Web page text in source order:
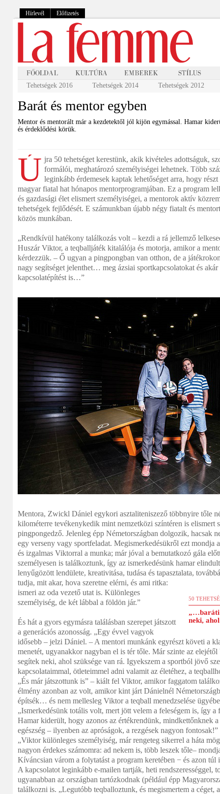
Hírlevél Előfizetés
Tehetségek 2016 Tehetségek 2014 Tehetségek 2012
Barát és mentor egyben
Mentor és mentorált már a kezdetektől jól kijön egymással. Hamar
és érdeklődési körük.
Ú jra 50 tehetséget kerestünk, akik kivételes adottságuk,
formálói, meghatározó személyiségei lehetnek. Több
leginkább érdemesek kaptak lehetőséget arra, hogy
magyar fiatal hat hónapos mentorprogramjában. Ez a program
és gazdasági élet elismert személyiségei, a mentorok aktív
tehetségek fejlődését. E számunkban újabb négy fiatalt és
közös munkában.
„Rendkívül hatékony találkozás volt – kezdi a rá jellemző
Huszár Viktor, a teqballjáték kitalálója és motorja, amikor a
kérdezzük. – Ő ugyan a pingpongban van otthon, de a
nagy segítséget jelenthet… meg ázsiai sportkapcsolatokat és
kapcsolatépítést is…”
Mentora, Zwickl Dániel egykori asztaliteniszező többnyire tőle
kilométerre tevékenykedik mint nemzetközi színtéren is elismert
pingpongedző. Jelenleg épp Németországban dolgozik, hacsak
egy verseny vagy sportfeladat. Megismerkedésükről ezt mondja
és izgalmas Viktorral a munka; már jóval a bemutatkozó gála
személyesen is találkoztunk, így az ismerkedésünk hamar
lenyűgözött lendülete, kreativitása, tudása és tapasztalata,
tudja, mit akar, hova szeretne elérni, és ami ritka:
50
„…baráti
neki,
ismeri az oda vezető utat is. Különleges
személyiség, de két lábbal a földön jár.”
És hát a gyors egymásra találásban szerepet játszott
a generációs azonosság. „Egy évvel vagyok
idősebb – jelzi Dániel. – A mentori munkánk egyrészt követi a
menetét, ugyanakkor nagyban el is tér tőle. Már szinte az
segítek neki, ahol szüksége van rá. Igyekszem a sportból jövő
kapcsolataimmal, ötleteimmel adni valamit az életéhez, a
„És már játszottunk is” – kiált fel Viktor, amikor faggatom
élmény azonban az volt, amikor kint járt Dánielnél
építsék… és nem mellesleg Viktor a teqball menedzselése
„Ismerkedésünk totális volt, mert jött velem a feleségem is, így a
Hamar kiderült, hogy azonos az értékrendünk, mindkettőnknek
egészség – ilyenben az apróságok, a rezgések nagyon fontosak!”
„Viktor különleges személyiség, már rengeteg sikerrel a háta
nagyon érdekes számomra: ad nekem is, több leszek tőle–
Kíváncsian várom a folytatást a program keretében − és azon túl
A kapcsolatot leginkább e-mailen tartják, heti rendszerességgel,
ugyanabban az országban tartózkodnak (például épp
találkozni is. „Legutóbb teqballoztunk, és megismertem a céget,